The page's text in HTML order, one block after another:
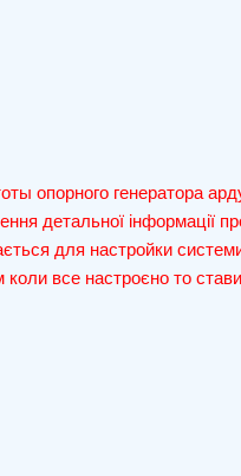
опорного генератора
детальної інформації
для настройки
все настроєно то